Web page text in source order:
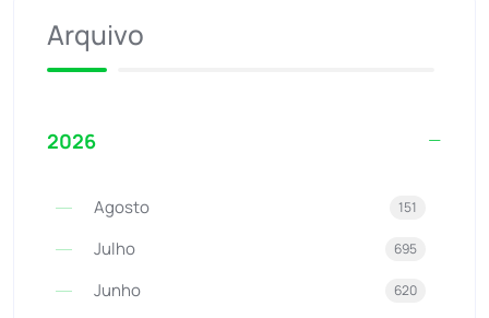
Arquivo
2026
Agosto 151
Julho 695
Junho 620